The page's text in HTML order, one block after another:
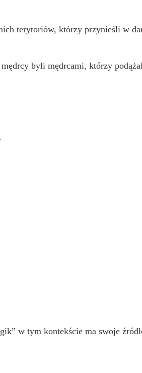
terytoriów, którzy przynieśli w
byli mędrcami, którzy
w tym kontekście ma swoje